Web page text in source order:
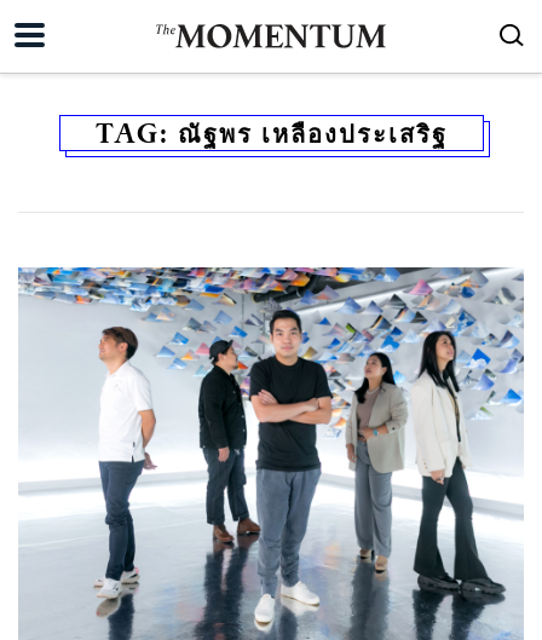
TAG: ณัฐพร เหลืองประเสริฐ